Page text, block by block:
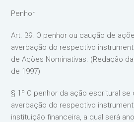
Penhor
Art. 39. O penhor ou caução de
averbação do respectivo
de Ações Nominativas. (Redação
de 1997)
§ 1º O penhor da ação escritural se
averbação do respectivo
instituição financeira, a qual será